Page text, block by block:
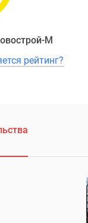
М
рейтинг?